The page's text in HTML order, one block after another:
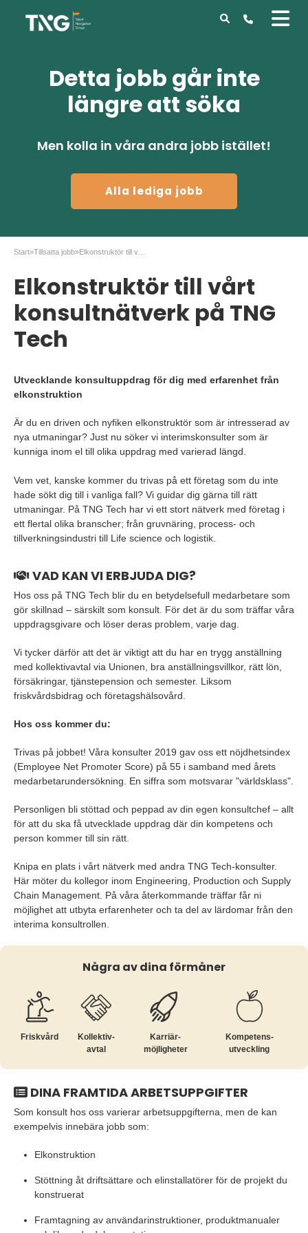
Detta jobb går inte
längre att söka
Men kolla in våra andra jobb istället!
Alla lediga jobb
Start»Tillsatta jobb»
Elkonstruktör till vårt
konsultnätverk på TNG
Tech
Utvecklande konsultuppdrag för dig med erfarenhet från
elkonstruktion
Är du en driven och nyfiken elkonstruktör som är intresserad av
nya utmaningar? Just nu söker vi interimskonsulter som är
kunniga inom el till olika uppdrag med varierad längd.
Vem vet, kanske kommer du trivas på ett företag som du inte
hade sökt dig till i vanliga fall? Vi guidar dig gärna till rätt
utmaningar. På TNG Tech har vi ett stort nätverk med företag i
ett flertal olika branscher; från gruvnäring, process- och
tillverkningsindustri till Life science och logistik.
VAD KAN VI ERBJUDA DIG?
Hos oss på TNG Tech blir du en betydelsefull medarbetare som
gör skillnad – särskilt som konsult. För det är du som träffar våra
uppdragsgivare och löser deras problem, varje dag.
Vi tycker därför att det är viktigt att du har en trygg anställning
med kollektivavtal via Unionen, bra anställningsvillkor, rätt lön,
försäkringar, tjänstepension och semester. Liksom
friskvårdsbidrag och företagshälsovård.
Hos oss kommer du:
Trivas på jobbet! Våra konsulter 2019 gav oss ett nöjdhetsindex
(Employee Net Promoter Score) på 55 i samband med årets
medarbetarundersökning. En siffra som motsvarar "världsklass".
Personligen bli stöttad och peppad av din egen konsultchef – allt
för att du ska få utvecklade uppdrag där din kompetens och
person kommer till sin rätt.
Knipa en plats i vårt nätverk med andra TNG Tech-konsulter.
Här möter du kollegor inom Engineering, Production och Supply
Chain Management. På våra återkommande träffar får ni
möjlighet att utbyta erfarenheter och ta del av lärdomar från den
interima konsultrollen.
Några av dina förmåner
Friskvård
Kollektiv­
avtal
Karriär­
möjligheter
Kompetens­
utveckling
DINA FRAMTIDA ARBETSUPPGIFTER
Som konsult hos oss varierar arbetsuppgifterna, men de kan
exempelvis innebära jobb som:
Elkonstruktion
Stöttning åt driftsättare och elinstallatörer för de projekt du
konstruerat
Framtagning av användarinstruktioner, produktmanualer